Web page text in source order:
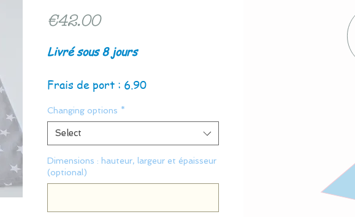
€42.00Price
Livré sous 8 jours
Frais de port : 6.90
Changing options *
Select
Dimensions : hauteur, largeur et épaisseur
(optional)